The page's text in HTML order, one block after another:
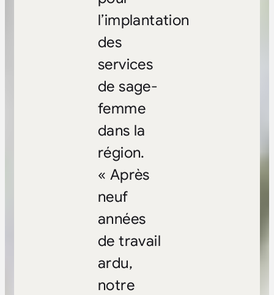
l’implantation
des
services
de sage-
femme
dans la
région.
« Après
neuf
années
de travail
ardu,
notre